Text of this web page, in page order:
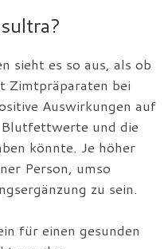
sieht es so aus, als ob
Zimtpräparaten bei
Auswirkungen auf
und die
könnte. Je höher
Person, umso
zu sein.
für einen gesunden